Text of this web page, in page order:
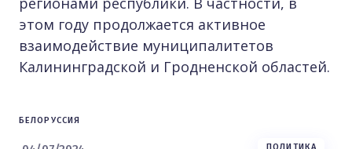
этом году продолжается активное
взаимодействие муниципалитетов
Калининградской и Гродненской областей.
БЕЛОРУССИЯ
ПОЛИТИКА